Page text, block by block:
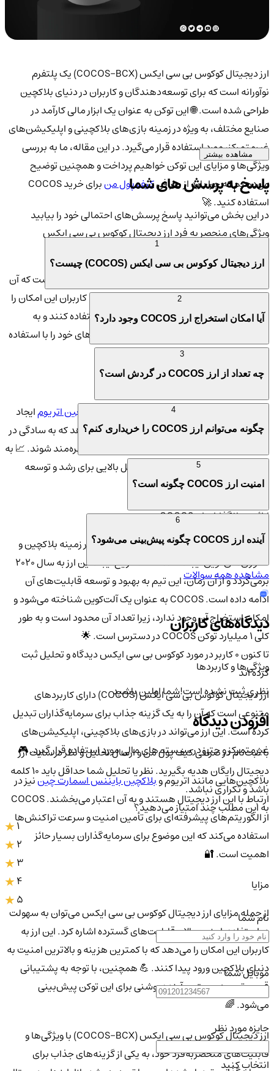
ارز دیجیتال کوکوس بی سی ایکس (COCOS-BCX) یک پلتفرم
نوآورانه است که برای توسعه‌دهندگان و کاربران در دنیای بلاکچین
طراحی شده است. 🌐 این توکن به عنوان یک ابزار مالی کارآمد در
صنایع مختلف، به ویژه در زمینه بازی‌های بلاکچینی و اپلیکیشن‌های
غیرمتمرکز، مورد استفاده قرار می‌گیرد. در این مقاله، ما به بررسی
ویژگی‌ها و مزایای این توکن خواهیم پرداخت و همچنین توضیح
می‌دهیم که چرا باید از صرافیکیف پول من
برای خرید COCOS
استفاده کنید. 🚀
ویژگی‌های منحصر به فرد ارز دیجیتال کوکوس بی سی ایکس
کوکوس بی سی ایکس (COCOS) دارای ویژگی‌های خاصی است که آن
را از دیگر توکن‌ها متمایز می‌کند. 🔍 این توکن به کاربران این امکان را
می‌دهد که به راحتی از قابلیت‌هایبلاکچیناستفاده کنند و به
توسعه‌دهندگان این فرصت را می‌دهد که پروژه‌های خود را با استفاده
از این پلتفرم پیاده‌سازی کنند.
تعاریف و مفاهیم پایه
بلاکچین اتریومایجاد
شده است. این توکن به کاربران این امکان را می‌دهد که به سادگی در
دنیای بلاکچین فعالیت کنند و از قابلیت‌های آن بهره‌مند شوند. 📈 به
عنوان یک آلت‌کوین، COCOS پتانسیل بالایی برای رشد و توسعه
دارد.
ارائه بینانگذاران ارز COCOS
این ارز توسط تیمی از توسعه‌دهندگان با تجربه در زمینه بلاکچین و
فناوری‌های نوین ایجاد شده است. تاریخ ایجاد این ارز به سال 2020
برمی‌گردد و از آن زمان، این تیم به بهبود و توسعه قابلیت‌های آن
ادامه داده است. COCOS به عنوان یک آلت‌کوین شناخته می‌شود و
امکان استخراج آن وجود ندارد، زیرا تعداد آن محدود است و به طور
کلی 1 میلیارد توکن COCOS در دسترس است. 🌟
ویژگی‌ها و کاربردها
ارز دیجیتال کوکوس بی سی ایکس (COCOS) دارای کاربردهای
متنوعی است که آن را به یک گزینه جذاب برای سرمایه‌گذاران تبدیل
کرده است. این ارز می‌تواند در بازی‌های بلاکچینی، اپلیکیشن‌های
غیرمتمرکز و حتی در سیستم‌های مالی مورد استفاده قرار گیرد. 🎮
بلاکچین‌هایی مانند اتریوم وبلاکچین بایننس اسمارت چیننیز در
ارتباط با این ارز دیجیتال هستند و به آن اعتبار می‌بخشند. COCOS
از الگوریتم‌های پیشرفته‌ای برای تأمین امنیت و سرعت تراکنش‌ها
استفاده می‌کند که این موضوع برای سرمایه‌گذاران بسیار حائز
اهمیت است. 🔐
مزایا
از جمله مزایای ارز دیجیتال کوکوس بی سی ایکس می‌توان به سهولت
در استفاده، امنیت بالا و قابلیت‌های گسترده اشاره کرد. این ارز به
کاربران این امکان را می‌دهد که با کمترین هزینه و بالاترین امنیت به
دنیای بلاکچین ورود پیدا کنند. 💪 همچنین، با توجه به پشتیبانی
قوی و توسعه مستمر، آینده روشنی برای این توکن پیش‌بینی
می‌شود. 🌈
ارز دیجیتال کوکوس بی سی ایکس (COCOS-BCX) با ویژگی‌ها و
قابلیت‌های منحصربه‌فرد خود، به یکی از گزینه‌های جذاب برای
مشاهده بیشتر
پاسخ به پرسش های شما
در این بخش می‌توانید پاسخ پرسش‌های احتمالی خود را بیابید
ارز دیجیتال کوکوس بی سی ایکس (COCOS) چیست؟
آیا امکان استخراج ارز COCOS وجود دارد؟
چه تعداد از ارز COCOS در گردش است؟
چگونه می‌توانم ارز COCOS را خریداری کنم؟
امنیت ارز COCOS چگونه است؟
آینده ارز COCOS چگونه پیش‌بینی می‌شود؟
مشاهده همه سوالات
دیدگاه‌های کاربران
تا کنون 0 کاربر در مورد کوکوس بی سی ایکسدیدگاه و تحلیل ثبت
کرده اند
نظری ثبت نشده است!شما اولین باشید
افزودن دیدگاه
با ثبت‌نام در صرافی کیف پول من و ارسال تحلیل و نظر در سایت ارز
دیجیتال رایگان هدیه بگیرید. نظر یا تحلیل شما حداقل باید ۱۰ کلمه
باشد و تکراری نباشد.
به این مطلب چند امتیاز می‌دهید؟
1
3
4
5
نام شما
موبایل شما
جایزه مورد نظر
انتخاب کنید